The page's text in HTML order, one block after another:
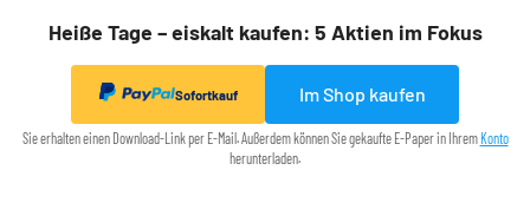
Heiße Tage – eiskalt kaufen: 5 Aktien im Fokus
Sofortkauf Im Shop kaufen
Sie erhalten einen Download-Link per E-Mail. Außerdem können Sie gekaufte E-Paper in Ihrem Konto
herunterladen.